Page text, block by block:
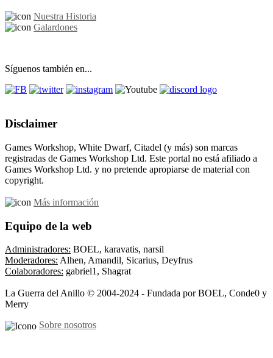
Nuestra Historia
Galardones
Síguenos también en...
Disclaimer
Games Workshop, White Dwarf, Citadel (y más) son marcas
registradas de Games Workshop Ltd. Este portal no está afiliado a
Games Workshop Ltd. y no pretende apropiarse de material con
copyright.
Más información
Equipo de la web
Administradores: BOEL, karavatis, narsil
Moderadores: Alhen, Amandil, Sicarius, Deyfrus
Colaboradores: gabriel1, Shagrat
La Guerra del Anillo © 2004-2024 - Fundada por BOEL, Conde0 y
Merry
Sobre nosotros